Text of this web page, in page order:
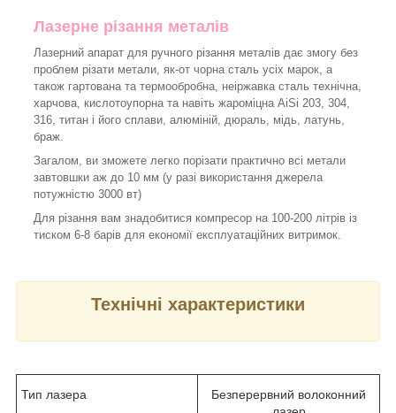
Лазерне різання металів
Лазерний апарат для ручного різання металів дає змогу без
проблем різати метали, як-от чорна сталь усіх марок, а
також гартована та термообробна, неіржавка сталь технічна,
харчова, кислотоупорна та навіть жароміцна AiSi 203, 304,
316, титан і його сплави, алюміній, дюраль, мідь, латунь,
браж.
Загалом, ви зможете легко порізати практично всі метали
завтовшки аж до 10 мм (у разі використання джерела
потужністю 3000 вт)
Для різання вам знадобитися компресор на 100-200 літрів із
тиском 6-8 барів для економії експлуатаційних витримок.
Технічні характеристики
Тип лазера
Безперервний волоконний